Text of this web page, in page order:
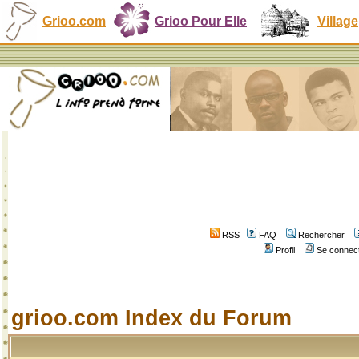
Grioo.com Grioo Pour Elle Village
RSS FAQ
Rechercher
Profil
Se
grioo.com Index du Forum